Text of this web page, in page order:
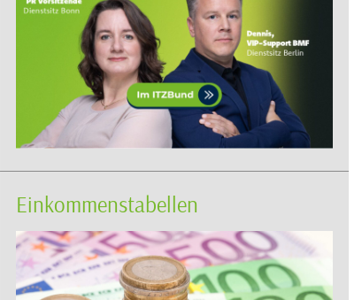
Einkommenstabellen